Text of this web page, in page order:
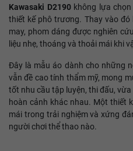
Kawasaki D2190không lựa chọn
thiết kế phô trương. Thay vào
may, phom dáng được nghiên
liệu nhẹ, thoáng và thoải mái khi
Đây là mẫu áo dành cho những
vẫn đề cao tính thẩm mỹ, mong
tốt nhu cầu tập luyện, thi đấu,
hoàn cảnh khác nhau. Một thiết
mái trong trải nghiệm và xứng
người chơi thể thao nào.